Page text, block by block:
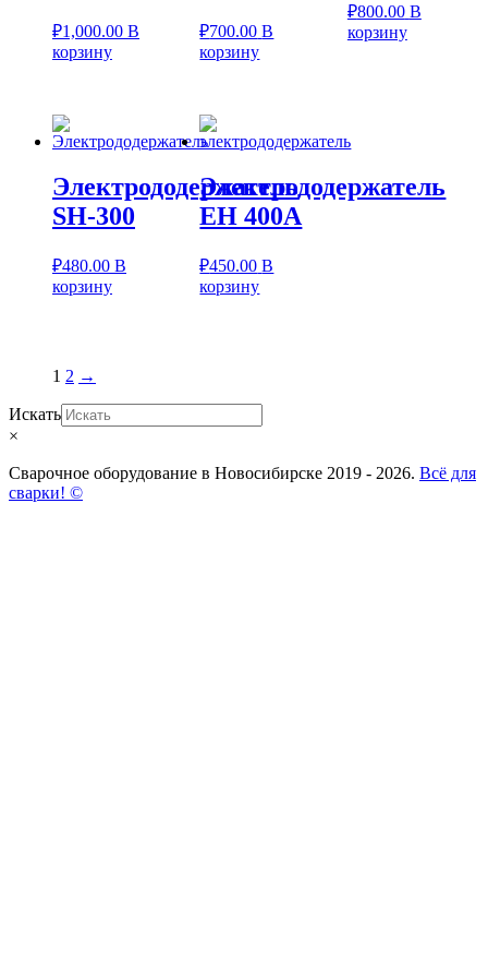
₽1,000.00 В
корзину
₽700.00 В
корзину
₽800.00 В
корзину
Электрододержатель
SH-300
₽480.00 В
корзину
Электрододержатель
ЕН 400А
₽450.00 В
корзину
1 2 →
Искать
×
Сварочное оборудование в Новосибирске 2019 - 2026. Всё для
сварки! ©